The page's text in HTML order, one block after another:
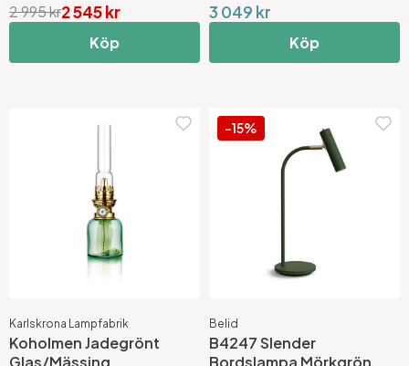
2 545 kr
2 995 kr
Köp
3 049 kr
Köp
Karlskrona Lampfabrik
Koholmen Jadegrönt
Glas/Mässing
-15%
Belid
B4247 Slender
Bordslampa Mörkgrön